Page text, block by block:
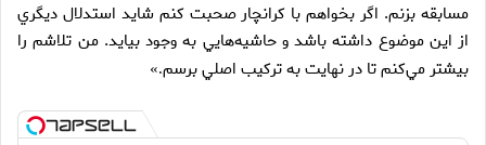
مسابقه بزنم. اگر بخواهم با كرانچار صحبت كنم شايد استدلال ديگري
از اين موضوع داشته باشد و حاشيه‌هايي به وجود بيايد. من تلاشم را
بيشتر مي‌كنم تا در نهايت به تركيب اصلي برسم.»